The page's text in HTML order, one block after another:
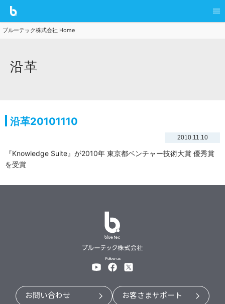
ブルーテック株式会社 Home
沿革
沿革20101110
2010.11.10
『Knowledge Suite』が2010年 東京都ベンチャー技術大賞 優秀賞
を受賞
Follow us
お問い合わせ お客さまサポート